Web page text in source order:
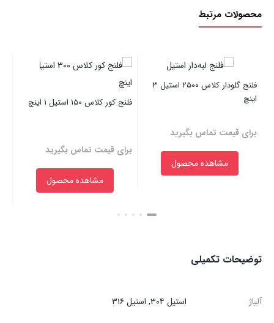
محصولات مرتبط
فلنج گلودار کلاس ۲۵۰۰ استیل ۳
اینچ
برای قیمت تماس بگیرید
مشاهده محصول
فلنج کور کلاس ۱۵۰ استیل ۱ اینچ
برای قیمت تماس بگیرید
بستن
مشاهده محصول
توضیحات تکمیلی
آلیاژ استیل ۳۰۴, استیل ۳۱۶